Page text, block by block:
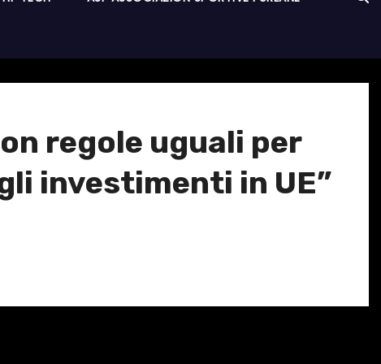
regole uguali per
investimenti in UE”